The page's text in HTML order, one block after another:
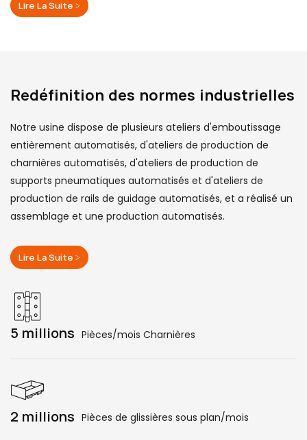
Lire La Suite >
Redéfinition des normes industrielles
Notre usine dispose de plusieurs ateliers d'emboutissage
entièrement automatisés, d'ateliers de production de
charnières automatisés, d'ateliers de production de
supports pneumatiques automatisés et d'ateliers de
production de rails de guidage automatisés, et a réalisé un
assemblage et une production automatisés.
Lire La Suite >
5 millions Pièces/mois Charnières
2 millions Pièces de glissières sous plan/mois